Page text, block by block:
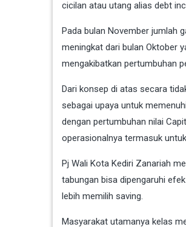
cicilan atau utang alias debt
Pada bulan November jumlah
meningkat dari bulan Oktober
mengakibatkan pertumbuhan
Dari konsep di atas secara
sebagai upaya untuk
dengan pertumbuhan nilai
operasionalnya termasuk
Pj Wali Kota Kediri Zanariah
tabungan bisa dipengaruhi
lebih memilih saving.
Masyarakat utamanya kelas